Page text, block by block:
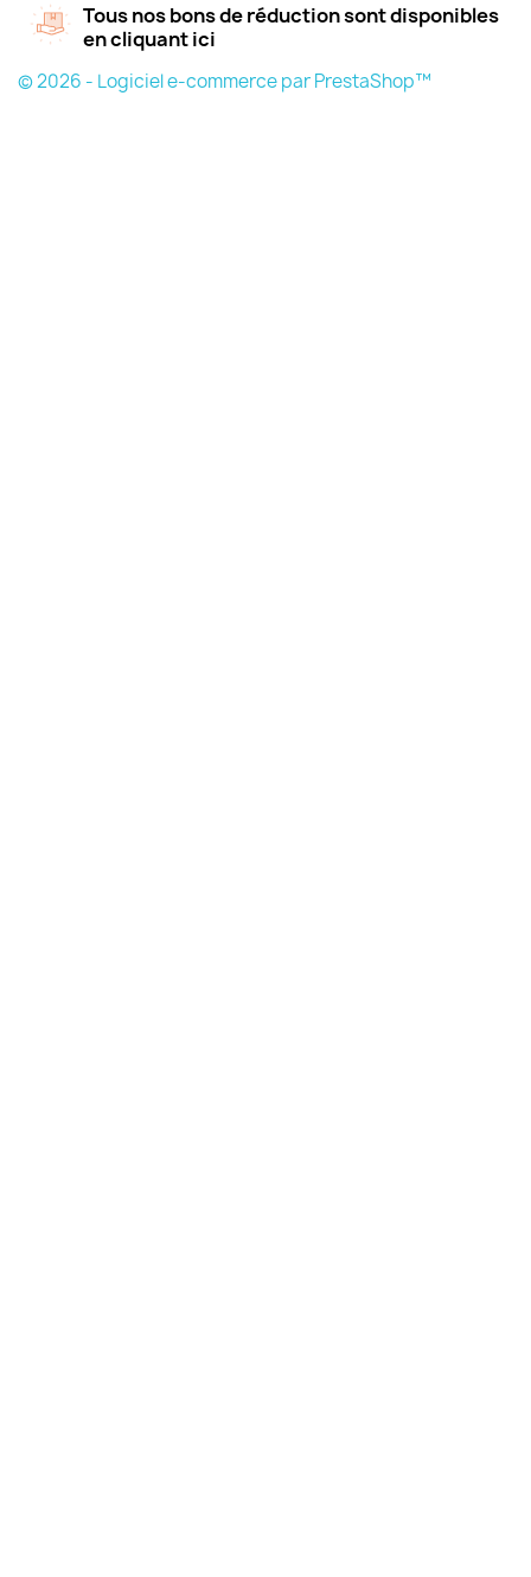
Tous nos bons de réduction sont disponibles
en cliquant ici
© 2026 - Logiciel e-commerce par PrestaShop™